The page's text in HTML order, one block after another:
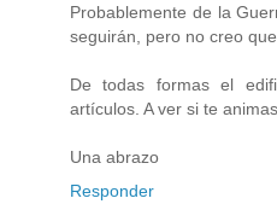
Probablemente de la
seguirán, pero no creo
De todas formas el
artículos. A ver si te
Una abrazo
Responder